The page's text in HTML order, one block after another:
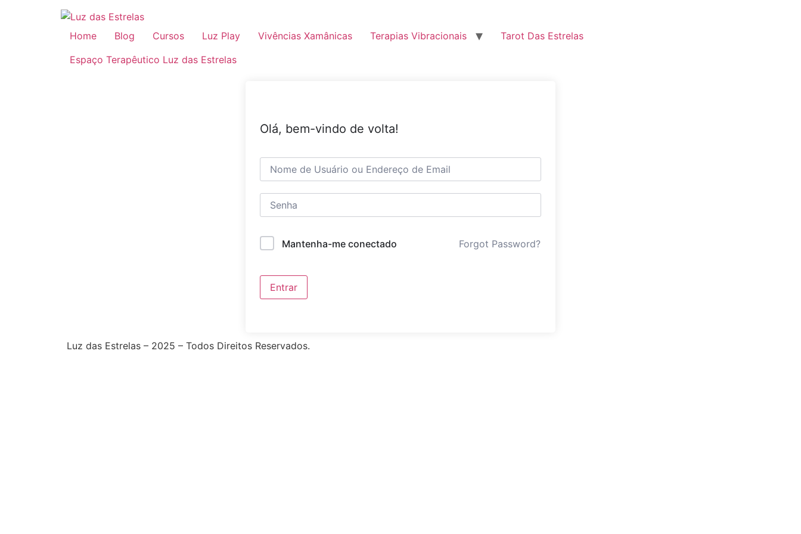
Home Blog Cursos Luz Play Vivências Xamânicas Terapias Vibracionais
Tarot Das Estrelas
Espaço Terapêutico Luz das Estrelas
Olá, bem-vindo de volta!
Mantenha-me conectado Forgot Password?
Entrar
Luz das Estrelas – 2025 – Todos Direitos Reservados.